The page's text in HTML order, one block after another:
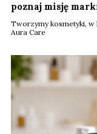
poznaj misję
Tworzymy kosmetyki, w
Aura Care